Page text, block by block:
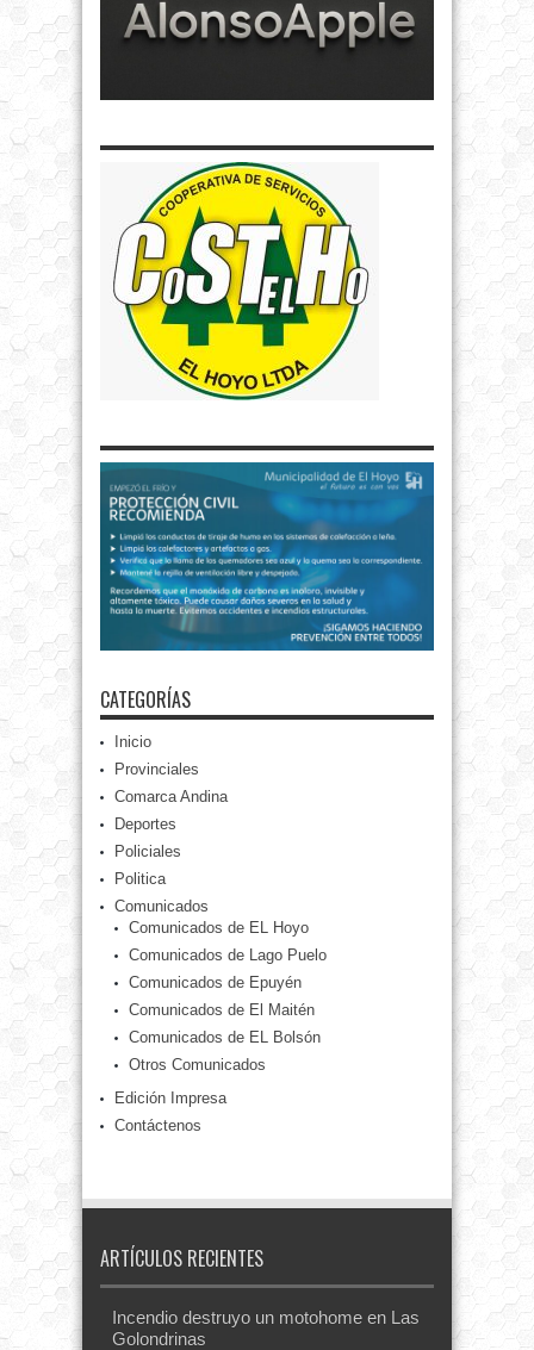
CATEGORÍAS
Inicio
Provinciales
Comarca Andina
Deportes
Policiales
Politica
Comunicados
Comunicados de EL Hoyo
Comunicados de Lago Puelo
Comunicados de Epuyén
Comunicados de El Maitén
Comunicados de EL Bolsón
Otros Comunicados
Edición Impresa
Contáctenos
ARTÍCULOS RECIENTES
Incendio destruyo un motohome en Las
Golondrinas